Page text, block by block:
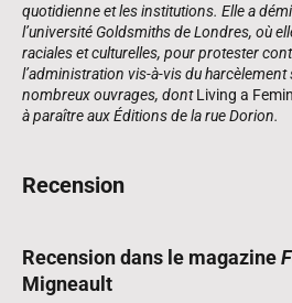
quotidienne et les institutions. Elle a
l’université Goldsmiths de Londres, où
raciales et culturelles, pour protester
l’administration vis-à-vis du harcèlement
nombreux ouvrages, dontLiving a
à paraître aux Éditions de la rue Dorion.
Recension
Recension dans le magazine
Migneault